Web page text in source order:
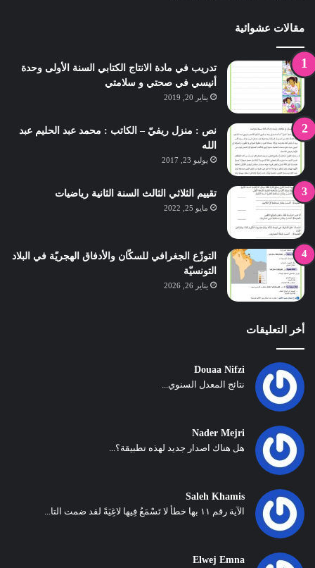
مقالات عشوائية
تدريب في مادة الانتاج الكتابي السنة الأولى وحدة
أنيسي في صحتي و سلامتي
يناير 20, 2019
نص : منزل ريفيّ – الكاتب : محمد عبد الحليم عبد
الله
يوليو 23, 2017
تقييم الثلاثي الثالث السنة الثانية رياضيات
مايو 25, 2022
التوزّع الجغرافي للسكّان والأدفاق الهجريّة في البلاد
التونسيّة
يناير 26, 2026
أخر التعليقات
Douaa Nifzi
نتائج المعدل السنوي...
Nader Mejri
هل هناك اصدار جديد لهذه تطبيقة؟...
Saleh Khamis
الآية رقم ١١ بها خطأ لا تَسْمَعُ فِيها لاغِيَةً لقد ضمت التا...
Elwej Emna